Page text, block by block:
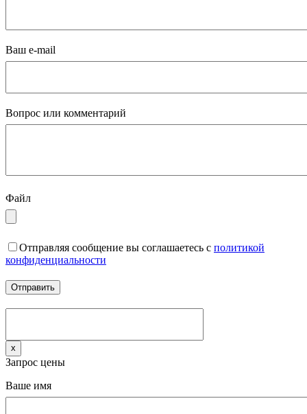
Ваш e-mail
Вопрос или комментарий
Файл
Отправляя сообщение вы соглашаетесь с политикой
конфиденциальности
x
Запрос цены
Ваше имя